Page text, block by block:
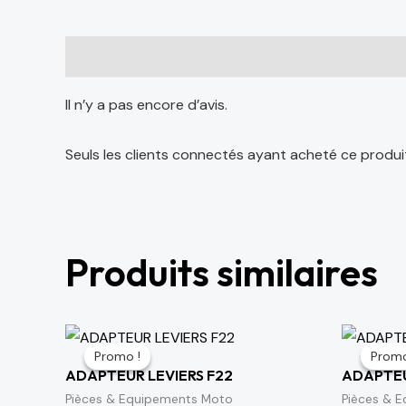
Il n’y a pas encore d’avis.
Seuls les clients connectés ayant acheté ce
Produits similaires
Promo !
Promo !
ADAPTEUR LEVIERS F22
Pièces & Equipements Moto
Le
prix
initial
était :
75 د.م..
Le
prix
actuel
est :
64 د.م..
Pièces &
Le
prix